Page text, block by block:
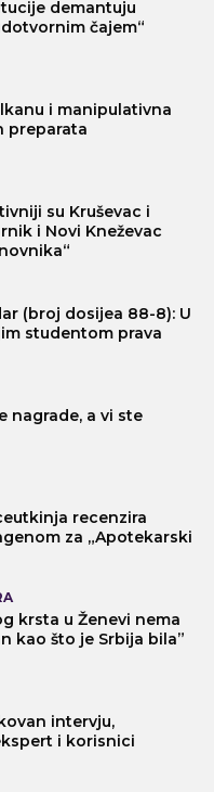
demantuju
čajem“
i manipulativna
preparata
su Kruševac i
i Novi Kneževac
(broj dosijea 88-8): U
studentom prava
nagrade, a vi ste
recenzira
za „Apotekarski
krsta u Ženevi nema
kao što je Srbija bila”
intervju,
i korisnici